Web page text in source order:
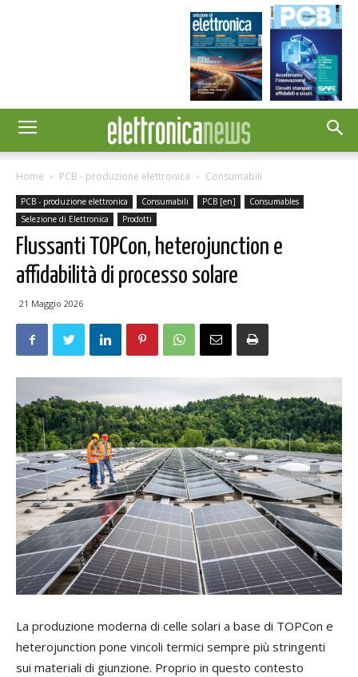
Home PCB - produzione elettronica Consumabili
PCB - produzione elettronica Consumabili PCB [en]
Consumables
Selezione di Elettronica
Prodotti
Flussanti TOPCon, heterojunction e
affidabilità di processo solare
21 Maggio 2026
La produzione moderna di celle solari a base di TOPCon e
heterojunction pone vincoli termici sempre più stringenti
sui materiali di giunzione. Proprio in questo contesto